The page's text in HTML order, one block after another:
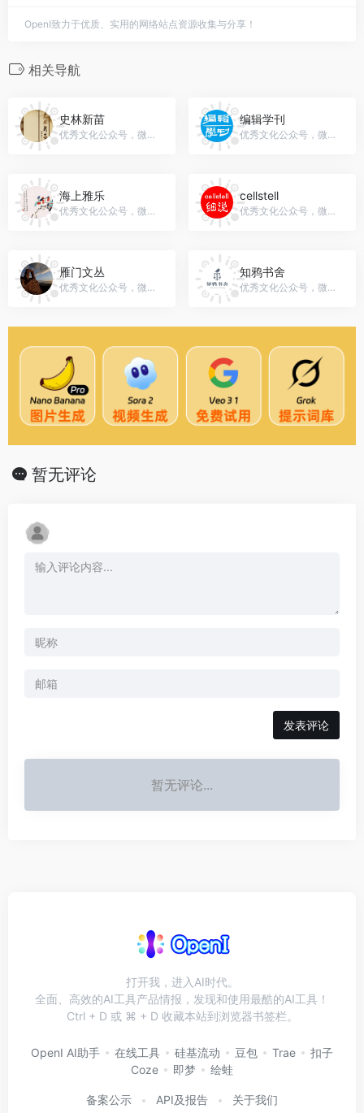
OpenI致力于优质、实用的网络站点资源收集与分享！
相关导航
史林新苗
优秀文化公众号，微信号：slxmbjb
编辑学刊
优秀文化公众号，微信号：bianjixuekan
海上雅乐
优秀文化公众号，微信号：haishang_music
cellstell
优秀文化公众号，微信号：gh_39ebcb11cb32
雁门文丛
优秀文化公众号，微信号：yanmenwencong
知鸦书舍
优秀文化公众号，微信号：zhiyashushe
暂无评论
发表评论
暂无评论...
打开我，进入AI时代。
全面、高效的AI工具产品情报，发现和使用最酷的AI工具！
Ctrl + D 或 ⌘ + D 收藏本站到浏览器书签栏。
OpenI AI助手 在线工具 硅基流动 豆包 Trae
扣子
Coze
即梦 绘蛙
备案公示 API及报告 关于我们